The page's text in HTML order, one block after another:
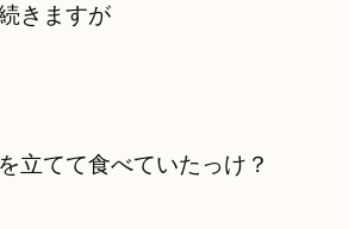
きますが
立てて食べていたっけ？